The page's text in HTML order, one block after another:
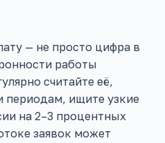
— не просто цифра в
работы
считайте её,
периодам, ищите узкие
на 2–3 процентных
заявок может